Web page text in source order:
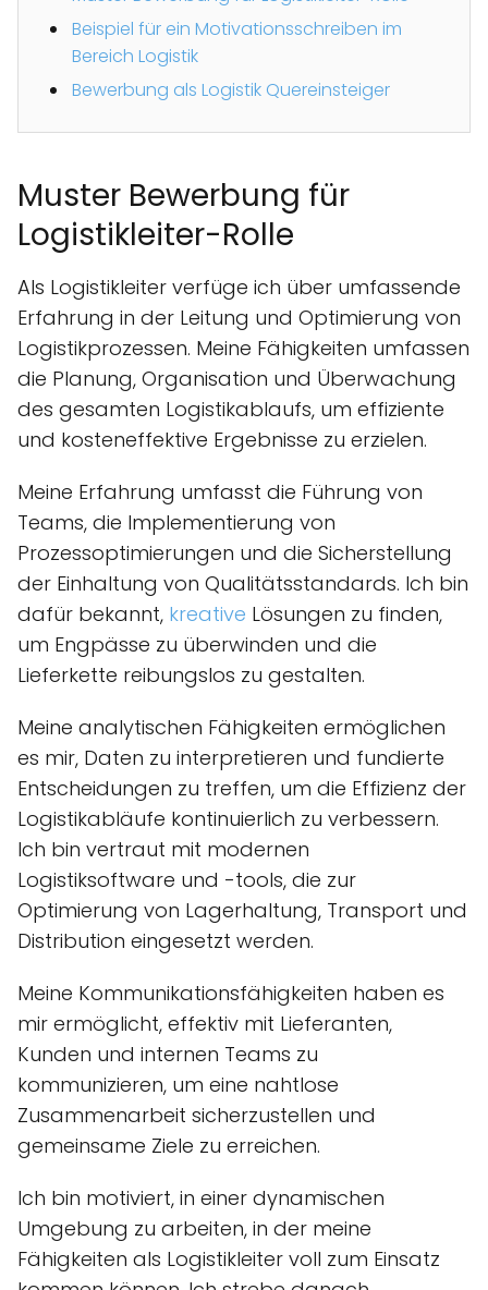
Beispiel für ein Motivationsschreiben im
Bereich Logistik
Bewerbung als Logistik Quereinsteiger
Muster Bewerbung für
Logistikleiter-Rolle
Als Logistikleiter verfüge ich über umfassende
Erfahrung in der Leitung und Optimierung von
Logistikprozessen. Meine Fähigkeiten umfassen
die Planung, Organisation und Überwachung
des gesamten Logistikablaufs, um effiziente
und kosteneffektive Ergebnisse zu erzielen.
Meine Erfahrung umfasst die Führung von
Teams, die Implementierung von
Prozessoptimierungen und die Sicherstellung
der Einhaltung von Qualitätsstandards. Ich bin
dafür bekannt, kreative Lösungen zu finden,
um Engpässe zu überwinden und die
Lieferkette reibungslos zu gestalten.
Meine analytischen Fähigkeiten ermöglichen
es mir, Daten zu interpretieren und fundierte
Entscheidungen zu treffen, um die Effizienz der
Logistikabläufe kontinuierlich zu verbessern.
Ich bin vertraut mit modernen
Logistiksoftware und -tools, die zur
Optimierung von Lagerhaltung, Transport und
Distribution eingesetzt werden.
Meine Kommunikationsfähigkeiten haben es
mir ermöglicht, effektiv mit Lieferanten,
Kunden und internen Teams zu
kommunizieren, um eine nahtlose
Zusammenarbeit sicherzustellen und
gemeinsame Ziele zu erreichen.
Ich bin motiviert, in einer dynamischen
Umgebung zu arbeiten, in der meine
Fähigkeiten als Logistikleiter voll zum Einsatz